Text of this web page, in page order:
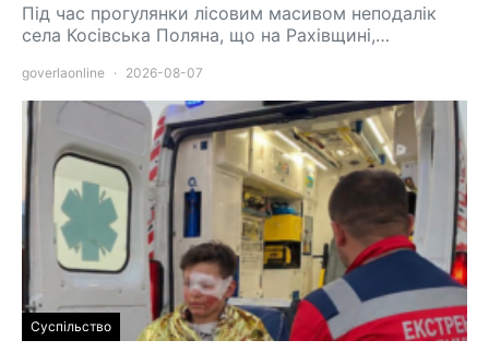
Під час прогулянки лісовим масивом неподалік
села Косівська Поляна, що на Рахівщині,…
goverlaonline 2026-08-07
Суспільство